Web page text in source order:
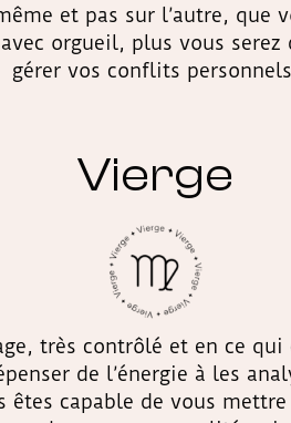
et pas sur l’autre, que
orgueil, plus vous
gérer vos conflits
Vierge
très contrôlé et en ce
de l’énergie à les
êtes capable de vous